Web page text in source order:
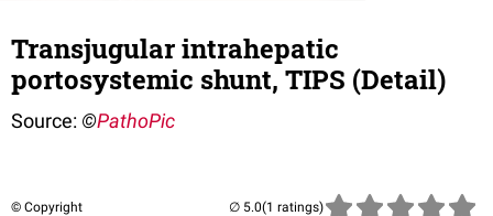
Transjugular intrahepatic
portosystemic shunt, TIPS (Detail)
Source: ©PathoPic
© Copyright (1 ratings)